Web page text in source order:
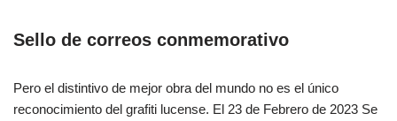
Sello de correos conmemorativo
Pero el distintivo de mejor obra del mundo no es el único
reconocimiento del grafiti lucense. El 23 de Febrero de 2023 Se